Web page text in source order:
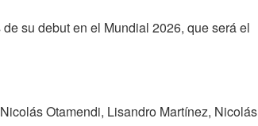
su debut en el Mundial 2026, que será el
Otamendi, Lisandro Martínez, Nicolás